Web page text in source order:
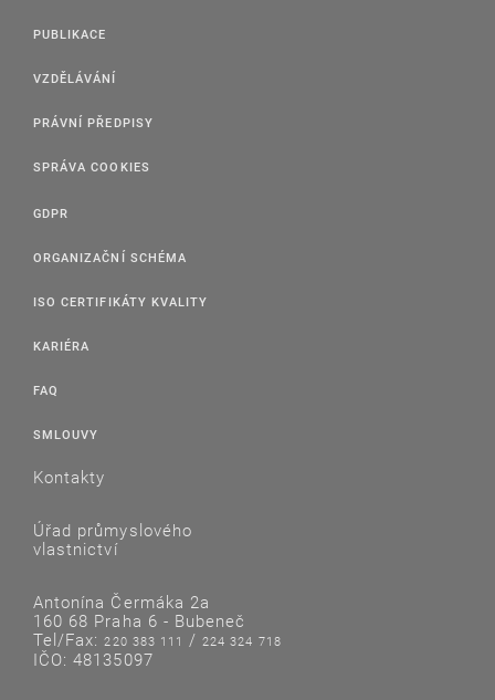
PUBLIKACE
VZDĚLÁVÁNÍ
PRÁVNÍ PŘEDPISY
SPRÁVA COOKIES
GDPR
ORGANIZAČNÍ SCHÉMA
ISO CERTIFIKÁTY KVALITY
KARIÉRA
FAQ
SMLOUVY
Kontakty
Úřad průmyslového
vlastnictví
Antonína Čermáka 2a
160 68 Praha 6 - Bubeneč
Tel/Fax:220 383 111 /224 324 718
IČO: 48135097